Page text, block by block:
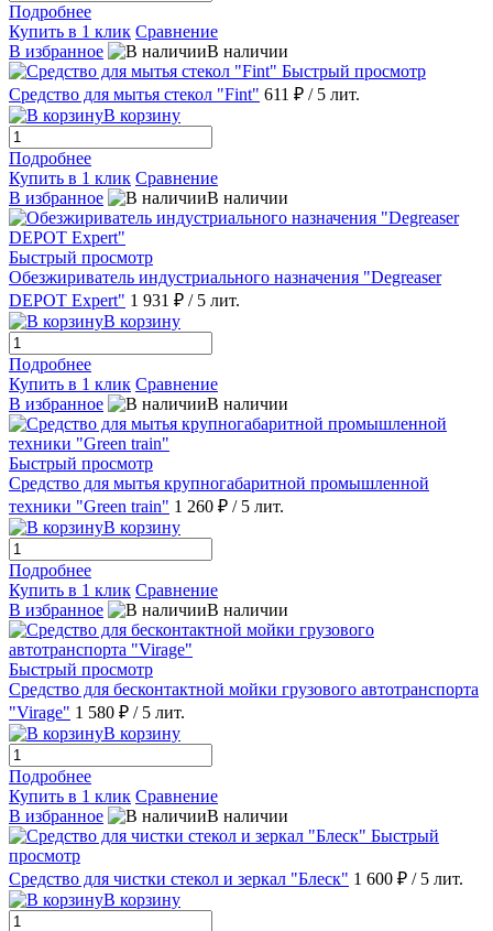
Подробнее
Купить в 1 клик Сравнение
В избранное
В наличии
Быстрый просмотр
Средство для мытья стекол "Fint" 611 ₽ / 5 лит.
В корзину
Подробнее
Купить в 1 клик Сравнение
В избранное
В наличии
Быстрый просмотр
Обезжириватель индустриального назначения "Degreaser
DEPOT Expert" 1 931 ₽ / 5 лит.
В корзину
Подробнее
Купить в 1 клик Сравнение
В избранное
В наличии
Быстрый просмотр
Средство для мытья крупногабаритной промышленной
техники "Green train" 1 260 ₽ / 5 лит.
В корзину
Подробнее
Купить в 1 клик Сравнение
В избранное
В наличии
Быстрый просмотр
Cредство для бесконтактной мойки грузового автотранспорта
"Virage" 1 580 ₽ / 5 лит.
В корзину
Подробнее
Купить в 1 клик Сравнение
В избранное
В наличии
Быстрый
просмотр
Средство для чистки стекол и зеркал "Блеск" 1 600 ₽ / 5 лит.
В корзину